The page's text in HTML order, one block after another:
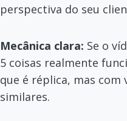
perspectiva do seu
Mecânica clara: Se o
5 coisas realmente
que é réplica, mas
similares.